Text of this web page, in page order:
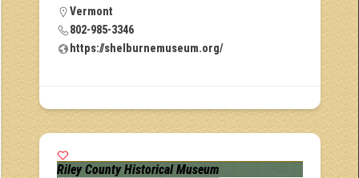
Vermont
802-985-3346
https://shelburnemuseum.org/
Riley County Historical Museum